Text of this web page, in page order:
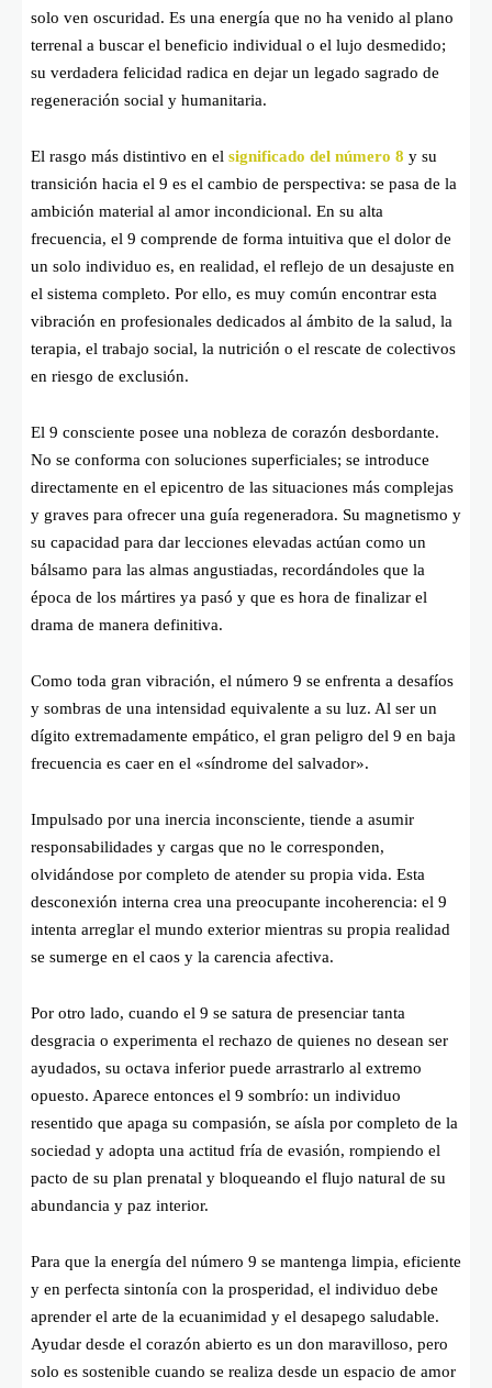
solo ven oscuridad. Es una energía que no ha venido al plano
terrenal a buscar el beneficio individual o el lujo desmedido;
su verdadera felicidad radica en dejar un legado sagrado de
regeneración social y humanitaria.
El rasgo más distintivo en el significado del número 8 y su
transición hacia el 9 es el cambio de perspectiva: se pasa de la
ambición material al amor incondicional. En su alta
frecuencia, el 9 comprende de forma intuitiva que el dolor de
un solo individuo es, en realidad, el reflejo de un desajuste en
el sistema completo. Por ello, es muy común encontrar esta
vibración en profesionales dedicados al ámbito de la salud, la
terapia, el trabajo social, la nutrición o el rescate de colectivos
en riesgo de exclusión.
El 9 consciente posee una nobleza de corazón desbordante.
No se conforma con soluciones superficiales; se introduce
directamente en el epicentro de las situaciones más complejas
y graves para ofrecer una guía regeneradora. Su magnetismo y
su capacidad para dar lecciones elevadas actúan como un
bálsamo para las almas angustiadas, recordándoles que la
época de los mártires ya pasó y que es hora de finalizar el
drama de manera definitiva.
Como toda gran vibración, el número 9 se enfrenta a desafíos
y sombras de una intensidad equivalente a su luz. Al ser un
dígito extremadamente empático, el gran peligro del 9 en baja
frecuencia es caer en el «síndrome del salvador».
Impulsado por una inercia inconsciente, tiende a asumir
responsabilidades y cargas que no le corresponden,
olvidándose por completo de atender su propia vida. Esta
desconexión interna crea una preocupante incoherencia: el 9
intenta arreglar el mundo exterior mientras su propia realidad
se sumerge en el caos y la carencia afectiva.
Por otro lado, cuando el 9 se satura de presenciar tanta
desgracia o experimenta el rechazo de quienes no desean ser
ayudados, su octava inferior puede arrastrarlo al extremo
opuesto. Aparece entonces el 9 sombrío: un individuo
resentido que apaga su compasión, se aísla por completo de la
sociedad y adopta una actitud fría de evasión, rompiendo el
pacto de su plan prenatal y bloqueando el flujo natural de su
abundancia y paz interior.
Para que la energía del número 9 se mantenga limpia, eficiente
y en perfecta sintonía con la prosperidad, el individuo debe
aprender el arte de la ecuanimidad y el desapego saludable.
Ayudar desde el corazón abierto es un don maravilloso, pero
solo es sostenible cuando se realiza desde un espacio de amor